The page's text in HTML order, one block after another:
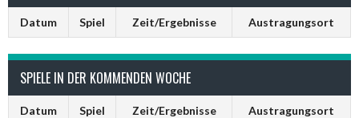
Datum Spiel Zeit/Ergebnisse Austragungsort
SPIELE IN DER KOMMENDEN WOCHE
Datum Spiel Zeit/Ergebnisse Austragungsort